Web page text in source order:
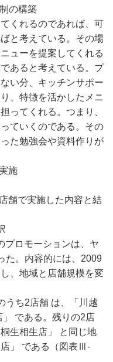
の構築
くれるのであれば、可
と考えている。その場
ューを提案してくれる
あると考えている。プ
い分、キッチンサポー
、特徴を活かしたメニ
ってくれる。つまり、
ていくのである。その
た勉強会や資料作りが
施
舗で実施した内容と結
プロモーションは、ヤ
た。内容的には、2009
、地域と店舗規模を変
うち2店舗 は、「川越
である。残りの2店
生相生店」 と同じ地
」 である（図表Ⅲ-